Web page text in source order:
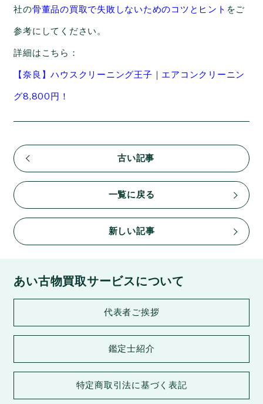
社の骨董品の買取で失敗しないためのコツとヒント をご
参考にしてください。
詳細はこちら：
【奈良】ハウスクリーニング王子｜エアコンクリーニン
グ8,800円！
古い記事
一覧に戻る
新しい記事
あい古物買取サービスについて
代表者ご挨拶
鑑定士紹介
特定商取引法に基づく表記